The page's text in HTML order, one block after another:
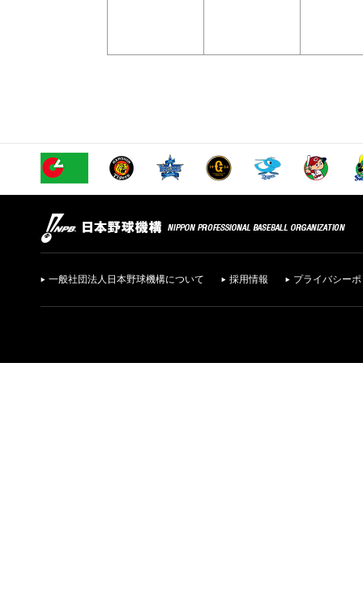
一般社団法人日本野球機構について 採用情報 プライバシー